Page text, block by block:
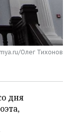
Олег Тихонов
дня